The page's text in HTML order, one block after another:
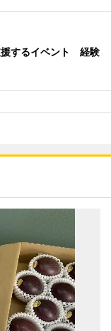
援するイベント 経験